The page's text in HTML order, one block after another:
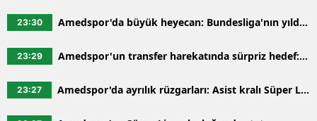
23:30
Amedspor'da büyük heyecan: Bundesliga'nın yıldız
23:29
Amedspor'un transfer harekatında sürpriz hedef:
23:27
Amedspor'da ayrılık rüzgarları: Asist kralı Süper Lig